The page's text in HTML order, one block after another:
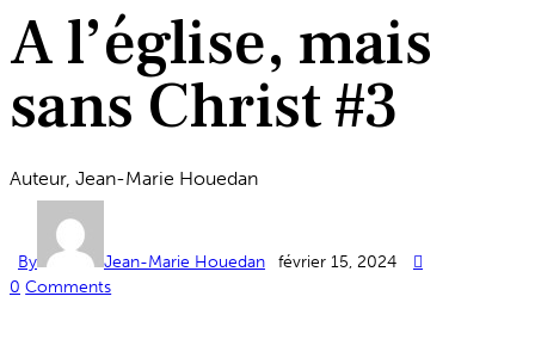
A l’église, mais
sans Christ #3
Auteur, Jean-Marie Houedan
By Jean-Marie Houedan
février 15, 2024
0 Comments